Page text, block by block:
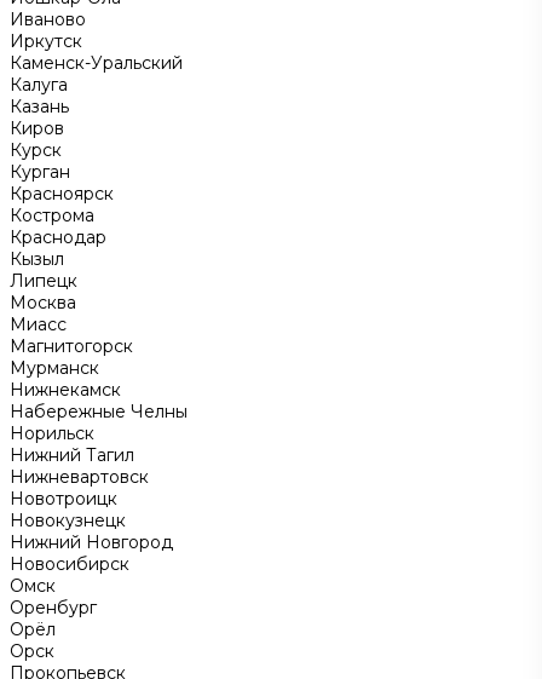
Иваново
Иркутск
Каменск-Уральский
Калуга
Казань
Киров
Курск
Курган
Красноярск
Кострома
Краснодар
Кызыл
Липецк
Москва
Миасс
Магнитогорск
Мурманск
Нижнекамск
Набережные Челны
Норильск
Нижний Тагил
Нижневартовск
Новотроицк
Новокузнецк
Нижний Новгород
Новосибирск
Омск
Оренбург
Орёл
Орск
Прокопьевск